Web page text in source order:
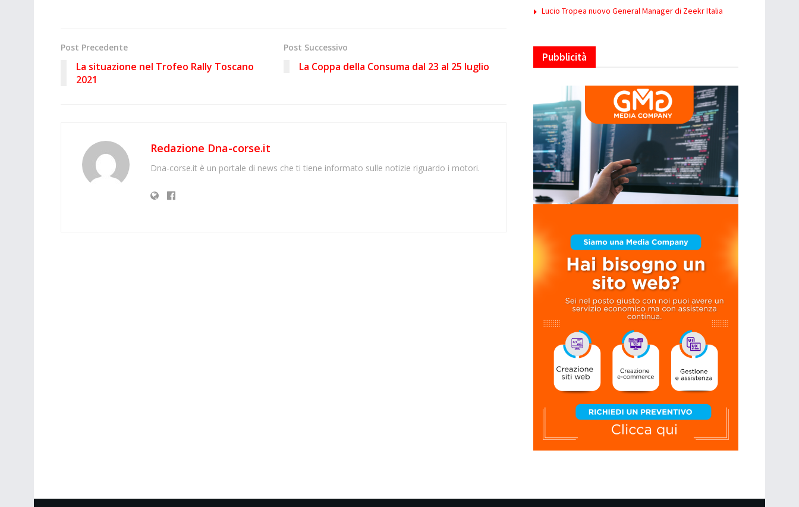
Post Precedente
La situazione nel Trofeo Rally Toscano
2021
Post Successivo
La Coppa della Consuma dal 23 al 25 luglio
Redazione Dna-corse.it
Dna-corse.it è un portale di news che ti tiene informato sulle notizie riguardo i motori.
Lucio Tropea nuovo General Manager di Zeekr Italia
Pubblicità